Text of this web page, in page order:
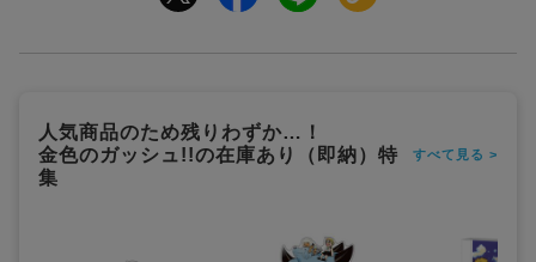
人気商品のため残りわずか…！
金色のガッシュ!!の在庫あり（即納）特
集
すべて見る >